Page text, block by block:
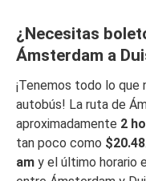
¿Necesitas
Ámsterdam a
¡Tenemos todo lo que
autobús! La ruta de
aproximadamente 2
tan poco como $20.48
am y el último horario